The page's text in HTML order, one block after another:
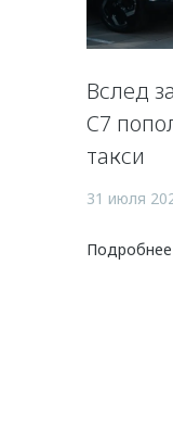
Вслед
C7
такси
31 июля
Подробнее